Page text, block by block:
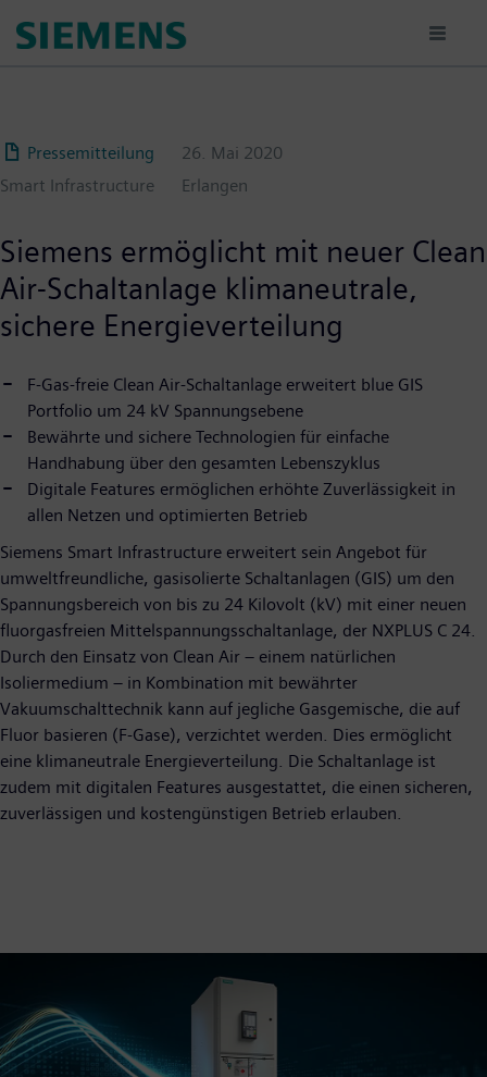
para
Pressemitteilung
26. Mai 2020
Smart Infrastructure
Erlangen
Siemens ermöglicht mit neuer Clean
Air-Schaltanlage klimaneutrale,
sichere Energieverteilung
F-Gas-freie Clean Air-Schaltanlage erweitert blue GIS
Portfolio um 24 kV Spannungsebene
Bewährte und sichere Technologien für einfache
Handhabung über den gesamten Lebenszyklus
Digitale Features ermöglichen erhöhte Zuverlässigkeit in
allen Netzen und optimierten Betrieb
Siemens Smart Infrastructure erweitert sein Angebot für
umweltfreundliche, gasisolierte Schaltanlagen (GIS) um den
Spannungsbereich von bis zu 24 Kilovolt (kV) mit einer neuen
fluorgasfreien Mittelspannungsschaltanlage, der NXPLUS C 24.
Durch den Einsatz von Clean Air – einem natürlichen
Isoliermedium – in Kombination mit bewährter
Vakuumschalttechnik kann auf jegliche Gasgemische, die auf
Fluor basieren (F-Gase), verzichtet werden. Dies ermöglicht
eine klimaneutrale Energieverteilung. Die Schaltanlage ist
zudem mit digitalen Features ausgestattet, die einen sicheren,
zuverlässigen und kostengünstigen Betrieb erlauben.